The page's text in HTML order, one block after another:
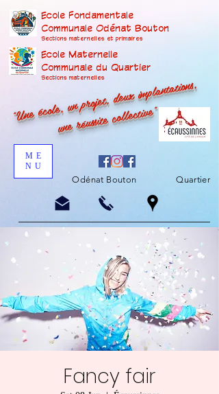
Ecole Fondamentale
Communale Odénat Bouton
Sections maternelles et primaires
Ecole Maternelle
Communale du Quartier
Sections maternelles
"Une école, un projet, deux implantations,
une réussite collective"
ME
NU
Odénat Bouton Quartier
Fancy fair